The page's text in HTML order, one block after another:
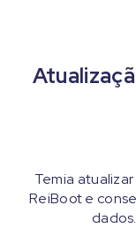
Temia
ReiBoot e